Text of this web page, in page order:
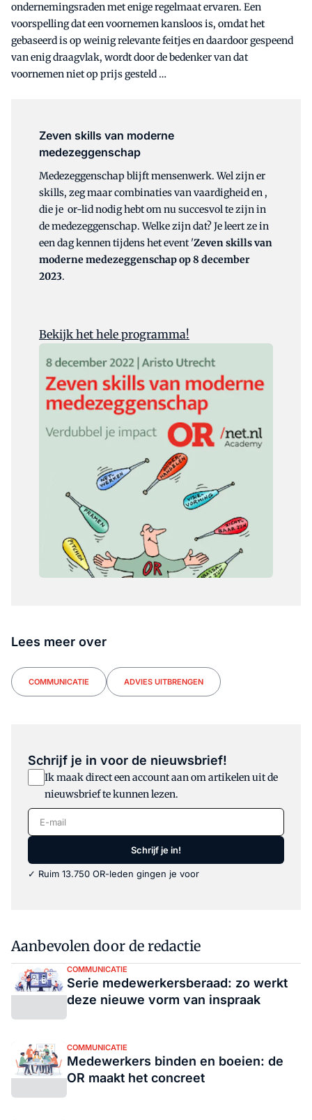
ondernemingsraden met enige regelmaat ervaren. Een
voorspelling dat een voornemen kansloos is, omdat het
gebaseerd is op weinig relevante feitjes en daardoor gespeend
van enig draagvlak, wordt door de bedenker van dat
voornemen niet op prijs gesteld …
Zeven skills van moderne
medezeggenschap
Medezeggenschap blijft mensenwerk. Wel zijn er
skills, zeg maar combinaties van vaardigheid en ,
die je or-lid nodig hebt om nu succesvol te zijn in
de medezeggenschap. Welke zijn dat? Je leert ze in
een dag kennen tijdens het event 'Zeven skills van
moderne medezeggenschap op 8 december
2023.
Bekijk het hele programma!
Lees meer over
COMMUNICATIE ADVIES UITBRENGEN
Schrijf je in voor de nieuwsbrief!
Ik maak direct een account aan om artikelen uit de
nieuwsbrief te kunnen lezen.
E-mail
Schrijf je in!
✓ Ruim 13.750 OR-leden gingen je voor
Aanbevolen door de redactie
COMMUNICATIE
Serie medewerkersberaad: zo werkt
deze nieuwe vorm van inspraak
COMMUNICATIE
Medewerkers binden en boeien: de
OR maakt het concreet